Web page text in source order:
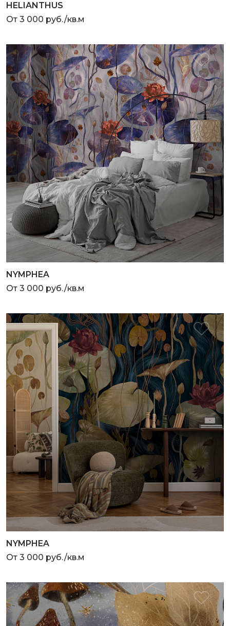
HELIANTHUS
От 3 000 руб./кв.м
NYMPHEA
От 3 000 руб./кв.м
NYMPHEA
От 3 000 руб./кв.м